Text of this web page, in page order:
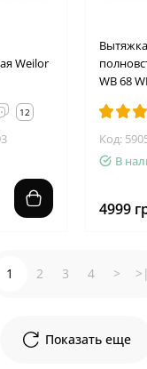
Weilor
12
Вытяжка
WB 68
Код:
В
4999
Показать еще
1 2 3 4 > >|